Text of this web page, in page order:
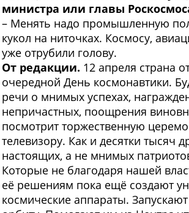
министра или главы
– Менять надо промышленную
кукол на ниточках. Космосу,
уже отрубили голову.
От редакции. 12 апреля страна
очередной День космонавтики.
речи о мнимых успехах,
непричастных, поощрения
посмотрит торжественную
телевизору. Как и десятки тысяч
настоящих, а не мнимых
Которые не благодаря нашей
её решениям пока ещё создают
космические аппараты.